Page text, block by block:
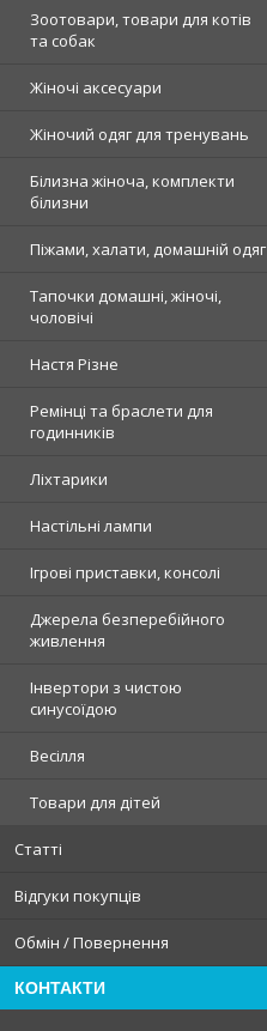
Зоотовари, товари для котів
та собак
Жіночі аксесуари
Жіночий одяг для тренувань
Білизна жіноча, комплекти
білизни
Піжами, халати, домашній одяг
Тапочки домашні, жіночі,
чоловічі
Настя Різне
Ремінці та браслети для
годинників
Ліхтарики
Настільні лампи
Ігрові приставки, консолі
Джерела безперебійного
живлення
Інвертори з чистою
синусоїдою
Весілля
Товари для дітей
Статті
Відгуки покупців
Обмін / Повернення
КОНТАКТИ